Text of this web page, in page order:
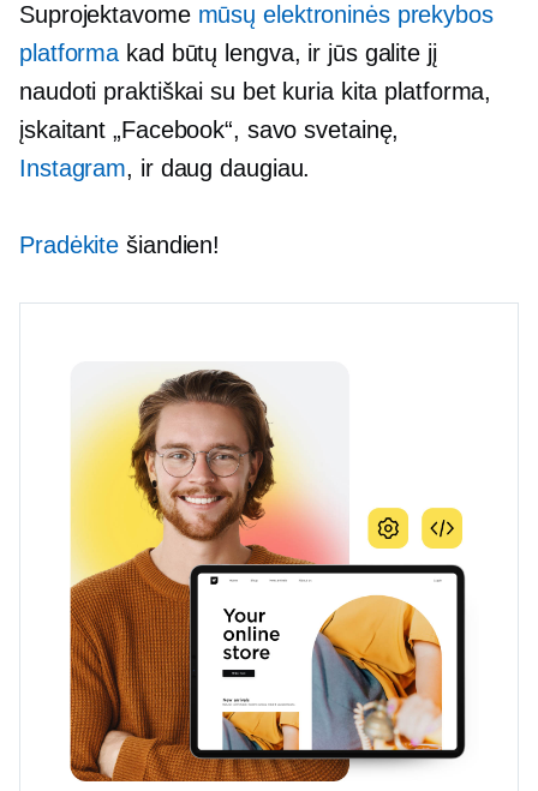
Suprojektavome mūsų elektroninės prekybos
platforma kad būtų lengva, ir jūs galite jį
naudoti praktiškai su bet kuria kita platforma,
įskaitant „Facebook“, savo svetainę,
Instagram, ir daug daugiau.
Pradėkite šiandien!